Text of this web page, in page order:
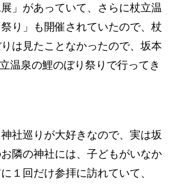
」があっていて、さらに杖立温
り」も開催されていたので、杖
は見たことなかったので、坂本
温泉の鯉のぼり祭りで行ってき
社巡りが大好きなので、実は坂
隣の神社には、子どもがいなか
１回だけ参拝に訪れていて、